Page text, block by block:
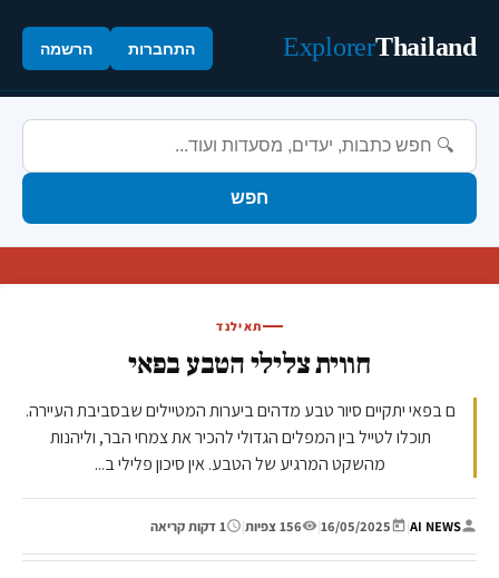
Thailand
Explorer התחברות הרשמה
חפש
תאילנד
חווית צלילי הטבע בפאי
ם בפאי יתקיים סיור טבע מדהים ביערות המטיילים שבסביבת העיירה.
תוכלו לטייל בין המפלים הגדולי להכיר את צמחי הבר, וליהנות
מהשקט המרגיע של הטבע. אין סיכון פלילי ב...
AI NEWS
|
16/05/2025
| 156 צפיות | 1 דקות קריאה